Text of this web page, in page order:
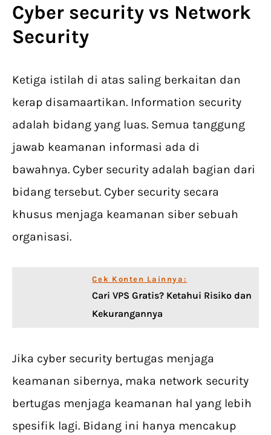
Cyber security vs Network
Security
Ketiga istilah di atas saling berkaitan dan
kerap disamaartikan. Information security
adalah bidang yang luas. Semua tanggung
jawab keamanan informasi ada di
bawahnya. Cyber security adalah bagian dari
bidang tersebut. Cyber security secara
khusus menjaga keamanan siber sebuah
organisasi.
Cek Konten Lainnya:
Cari VPS Gratis? Ketahui Risiko dan
Kekurangannya
Jika cyber security bertugas menjaga
keamanan sibernya, maka network security
bertugas menjaga keamanan hal yang lebih
spesifik lagi. Bidang ini hanya mencakup